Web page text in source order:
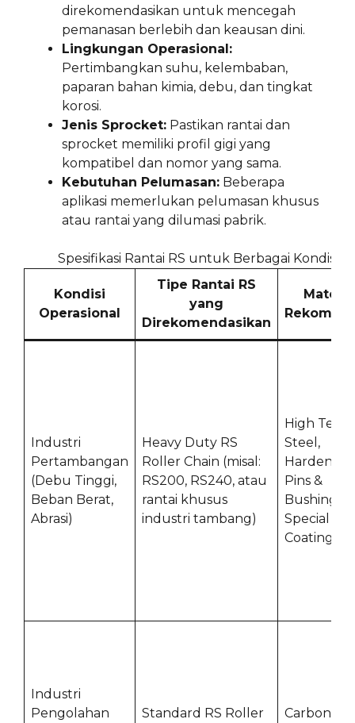
direkomendasikan untuk mencegah
pemanasan berlebih dan keausan dini.
Lingkungan Operasional:
Pertimbangkan suhu, kelembaban,
paparan bahan kimia, debu, dan tingkat
korosi.
Jenis Sprocket: Pastikan rantai dan
sprocket memiliki profil gigi yang
kompatibel dan nomor yang sama.
Kebutuhan Pelumasan: Beberapa
aplikasi memerlukan pelumasan khusus
atau rantai yang dilumasi pabrik.
Spesifikasi Rantai RS untuk Berbagai Kondisi
Kondisi
Operasional
Tipe Rantai RS
yang
Direkomendasikan
Industri
Pertambangan
(Debu Tinggi,
Beban Berat,
Abrasi)
Heavy Duty RS
Roller Chain (misal:
RS200, RS240, atau
rantai khusus
industri tambang)
High
Steel,
Hardened
Pins &
Bushings,
Special
Coatings
Industri
Pengolahan
Standard RS Roller
Carbon